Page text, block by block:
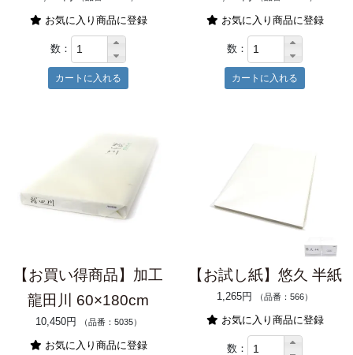
お気に入り商品に登録
数：
お気に入り商品に登録
数：
【お買い得商品】加工
龍田川 60×180cm
10,450円 （品番：5035）
お気に入り商品に登録
【お試し紙】悠久 半紙
1,265円 （品番：566）
お気に入り商品に登録
数：